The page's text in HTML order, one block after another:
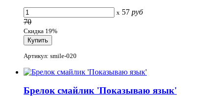
x 57 руб
70
Скидка 19%
Артикул: smile-020
Брелок смайлик 'Показываю язык'